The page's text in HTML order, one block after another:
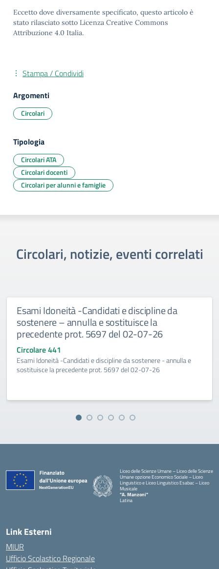
Eccetto dove diversamente specificato, questo articolo è
stato rilasciato sotto Licenza Creative Commons
Attribuzione 4.0 Italia.
Stampa / Condividi
Argomenti
Circolari
Tipologia
Circolari ATA
Circolari docenti
Circolari per alunni e famiglie
Circolari, notizie, eventi correlati
Esami Idoneità -Candidati e discipline da
sostenere – annulla e sostituisce la
precedente prot. 5697 del 02-07-26
Circolare 441
Esami Idoneità -Candidati e discipline da sostenere - annulla e
sostituisce la precedente prot. 5697 del 02-07-26
Liceo delle Scienze Umane – Liceo delle Scienze
Umane opzione Economico Sociale – Liceo
Linguistico e Liceo Linguistico Esabac – Liceo
Musicale
"A. Manzoni"
Latina
Link Esterni
MIUR
Ufficio Scolastico Regionale